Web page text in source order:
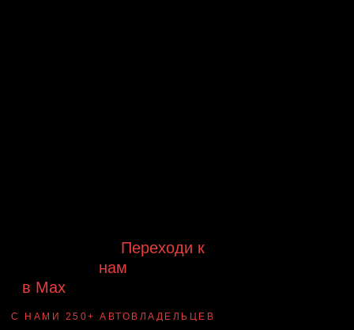
Переходи к
нам
в Max
С НАМИ 250+ АВТОВЛАДЕЛЬЦЕВ